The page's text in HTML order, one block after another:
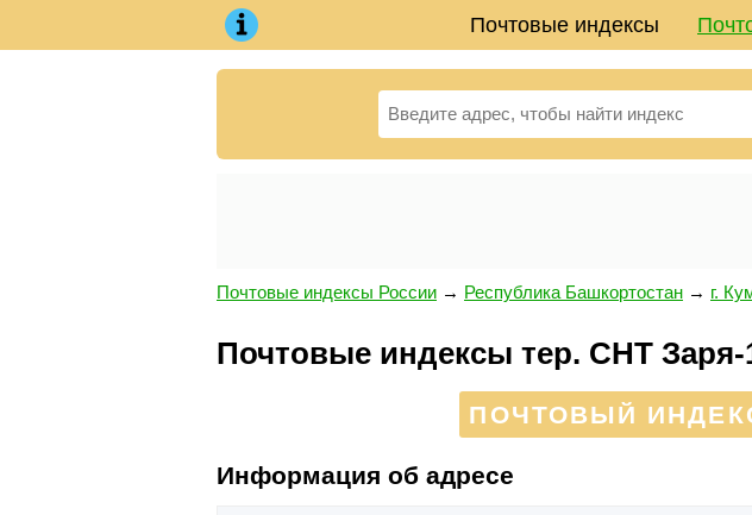
Почтовые индексы
Почтовые индексы России → Республика Башкортостан → г.
Почтовые индексы тер. СНТ Заря-
ПОЧТОВЫЙ
Информация об адресе